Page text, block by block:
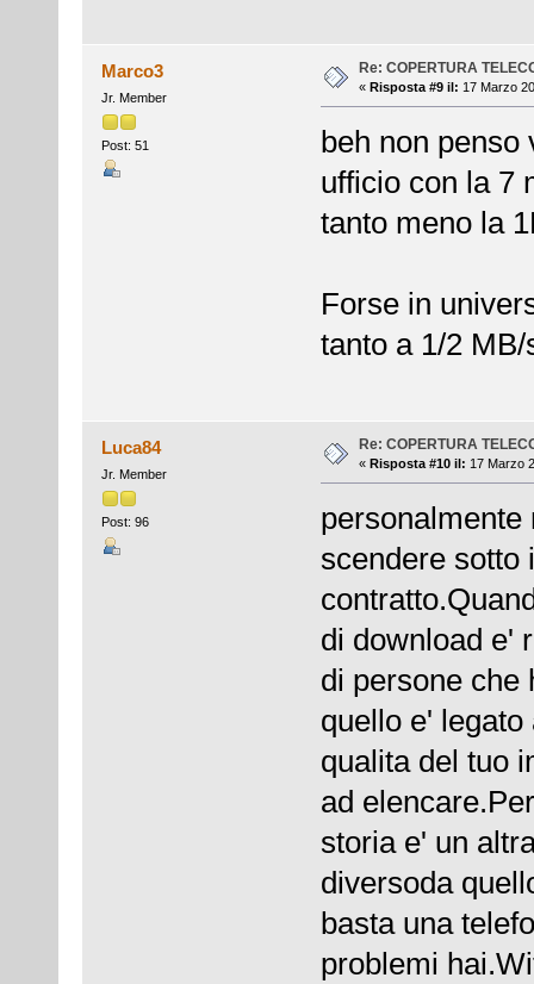
Marco3
Jr. Member
Post: 51
Re: COPERTURA
« Risposta #9 il: 17 Marzo
beh non penso
ufficio con la 7
tanto meno la
Forse in
tanto a 1/2
Luca84
Jr. Member
Post: 96
Re: COPERTURA
« Risposta #10 il: 17 Marzo
personalmente
scendere sotto
di download e'
di persone che
quello e'
qualita del tuo
ad
storia e' un
diversoda
basta una
problemi